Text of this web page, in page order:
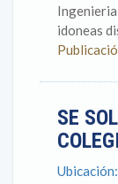
idoneas
SE